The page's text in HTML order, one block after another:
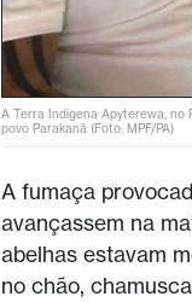
A Terra Indígena Apyterewa, no
povo Parakanã (Foto: MPF/PA)
A fumaça
avançassem na
abelhas estavam
no chão,